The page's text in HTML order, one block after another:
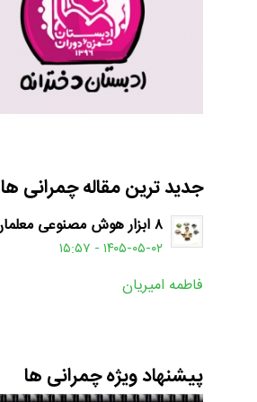
جدید ترین مقاله چمرانی ها
۸ ابزار هوش مصنوعی معلمان
۱۴۰۵-۰۵-۰۲ - ۱۵:۵۷
فاطمه امیریان
پیشنهاد ویژه چمرانی ها